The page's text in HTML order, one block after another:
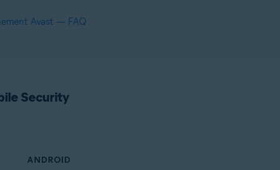
Avast — FAQ
Security
ANDROID